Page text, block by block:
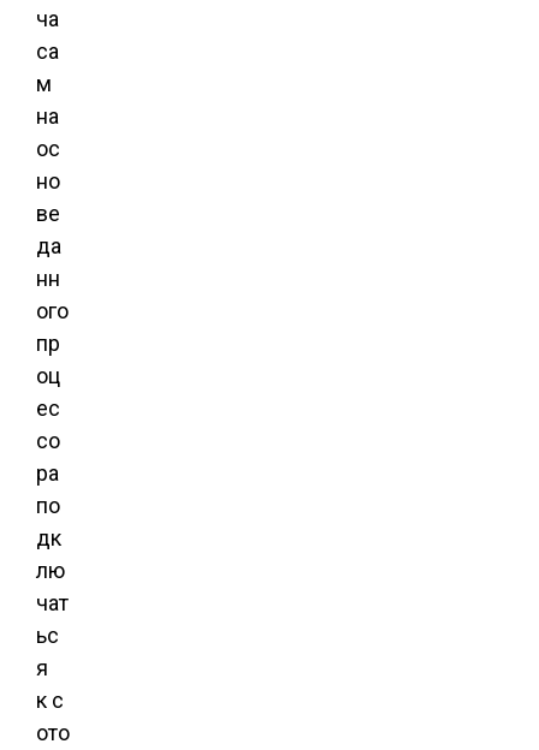
ча
са
м
на
ос
но
ве
да
нн
ого
пр
оц
ес
со
ра
по
дк
лю
чат
ьс
я
к с
ото